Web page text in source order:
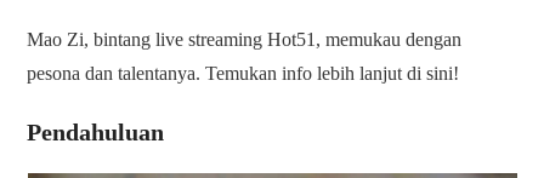
Mao Zi, bintang live streaming Hot51, memukau dengan
pesona dan talentanya. Temukan info lebih lanjut di sini!
Pendahuluan